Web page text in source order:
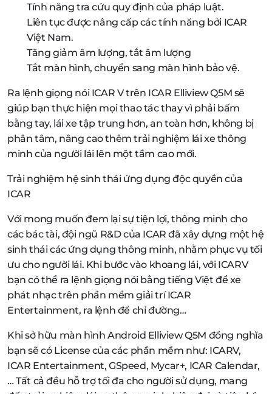
Tính năng tra cứu quy định của pháp luật.
Liên tục được nâng cấp các tính năng bởi ICAR
Việt Nam.
Tăng giảm âm lượng, tắt âm lượng
Tắt màn hình, chuyển sang màn hình bảo vệ.
Ra lệnh giọng nói ICAR V trên ICAR Elliview Q5M sẽ
giúp bạn thực hiện mọi thao tác thay vì phải bấm
bằng tay, lái xe tập trung hơn, an toàn hơn, không bị
phân tâm, nâng cao thêm trải nghiệm lái xe thông
minh của người lái lên một tầm cao mới.
Trải nghiệm hệ sinh thái ứng dụng độc quyền của
ICAR
Với mong muốn đem lại sự tiện lợi, thông minh cho
các bác tài, đội ngũ R&D của ICAR đã xây dựng một hệ
sinh thái các ứng dụng thông minh, nhằm phục vụ tối
ưu cho người lái. Khi bước vào khoang lái, với ICARV
bạn có thể ra lệnh giọng nói bằng tiếng Việt để xe
phát nhạc trên phần mềm giải trí ICAR
Entertainment, ra lệnh để chỉ đường…
Khi sở hữu màn hình Android Elliview Q5M đồng nghĩa
bạn sẽ có License của các phần mềm như: ICARV,
ICAR Entertainment, GSpeed, Mycar+, ICAR Calendar,
… Tất cả đều hỗ trợ tối đa cho người sử dụng, mang